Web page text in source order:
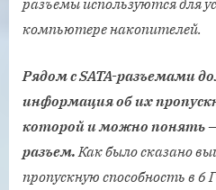
разъемы используются для
компьютере накопителей.
Рядом с SATA-разъемами
информация об их
которой и можно понять —
разъем.Как было сказано
пропускную способность в 6